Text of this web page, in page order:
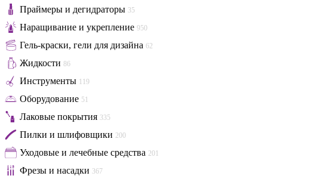
Праймеры и дегидраторы 35
Наращивание и укрепление 950
Гель-краски, гели для дизайна 62
Жидкости 86
Инструменты 119
Оборудование 51
Лаковые покрытия 335
Пилки и шлифовщики 200
Уходовые и лечебные средства 201
Фрезы и насадки 367